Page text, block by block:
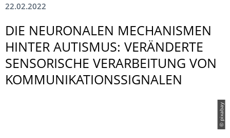
22.02.2022
DIE NEURONALEN MECHANISMEN
HINTER AUTISMUS: VERÄNDERTE
SENSORISCHE VERARBEITUNG VON
KOMMUNIKATIONS­SIGNALEN
© pixabay